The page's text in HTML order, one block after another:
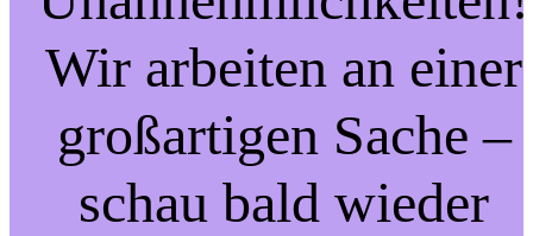
Wir arbeiten an einer
großartigen Sache –
schau bald wieder